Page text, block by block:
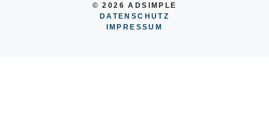
© 2026 ADSIMPLE
DATENSCHUTZ
IMPRESSUM